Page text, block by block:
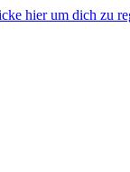
hier um dich zu